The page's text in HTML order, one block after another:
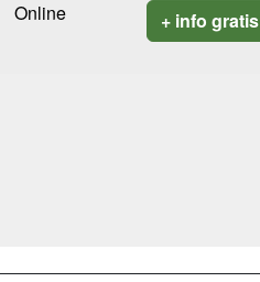
Online + info gratis